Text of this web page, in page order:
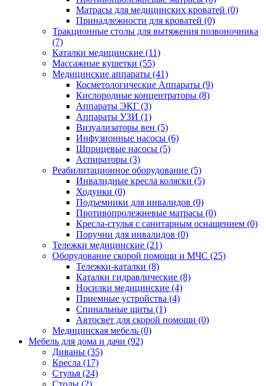
Матрасы для медицинских кроватей (0)
Принадлежности для кроватей (0)
Тракционные столы для вытяжения позвоночника
(7)
Каталки медицинские (11)
Массажные кушетки (55)
Медицинские аппараты (41)
Косметологические Аппараты (9)
Кислородные концентраторы (8)
Аппараты ЭКГ (3)
Аппараты УЗИ (1)
Визуализаторы вен (5)
Инфузионные насосы (6)
Шприцевые насосы (5)
Аспираторы (3)
Реабилитационное оборудование (5)
Инвалидные кресла коляски (5)
Ходунки (0)
Подъемники для инвалидов (0)
Противопролежневые матрасы (0)
Кресла-стулья с санитарным оснащением (0)
Поручни для инвалидов (0)
Тележки медицинские (21)
Оборудование скорой помощи и МЧС (25)
Тележки-каталки (8)
Каталки гидравлические (8)
Носилки медицинские (4)
Приемные устройства (4)
Спинальные щиты (1)
Автосвет для скорой помощи (0)
Медицинская мебель (0)
Мебель для дома и дачи (92)
Диваны (35)
Кресла (17)
Стулья (24)